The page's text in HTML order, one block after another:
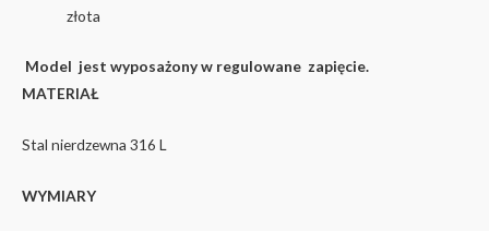
złota
Model jest wyposażony w regulowane zapięcie.
MATERIAŁ
Stal nierdzewna 316 L
WYMIARY